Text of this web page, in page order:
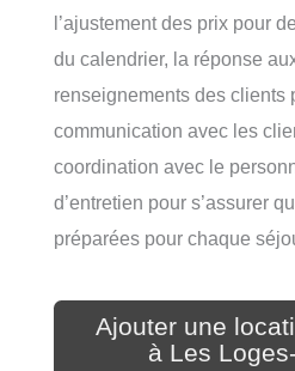
l’ajustement des prix pour
du calendrier, la réponse
renseignements des clients
communication avec les
coordination avec le
d’entretien pour s’assurer
préparées pour chaque
Ajouter une
à Les